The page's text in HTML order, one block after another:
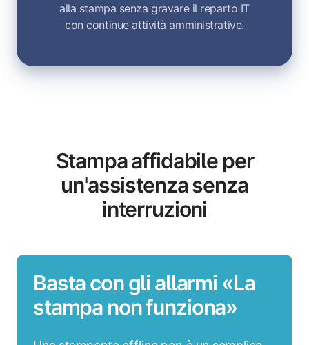
alla stampa senza gravare il reparto IT
con continue attività amministrative.
Stampa affidabile per
un'assistenza senza
interruzioni
Basta con gli allarmi «La
stampa non funziona»